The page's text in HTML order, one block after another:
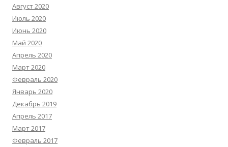
Август 2020
Июль 2020
Июнь 2020
Май 2020
Апрель 2020
Март 2020
Февраль 2020
Январь 2020
Декабрь 2019
Апрель 2017
Март 2017
Февраль 2017